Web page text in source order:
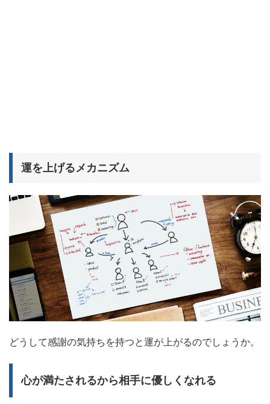
運を上げるメカニズム
どうして感謝の気持ちを持つと運が上がるのでしょうか。
心が満たされるから相手に優しくなれる